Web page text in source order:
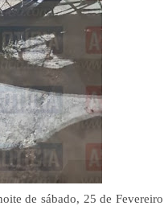
de sábado, 25 de Fevereiro